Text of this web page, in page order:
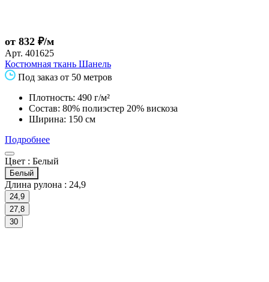
от 832 ₽/м
Арт. 401625
Костюмная ткань Шанель
Под заказ от 50 метров
Плотность: 490 г/м²
Состав: 80% полиэстер 20% вискоза
Ширина: 150 см
Подробнее
Цвет : Белый
Белый
Длина рулона : 24,9
24,9
27,8
30